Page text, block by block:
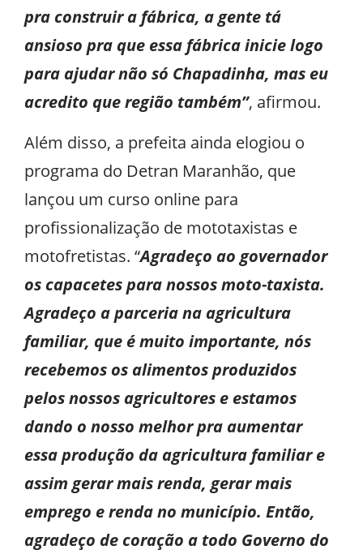
pra construir a fábrica, a gente tá
ansioso pra que essa fábrica inicie logo
para ajudar não só Chapadinha, mas eu
acredito que região também”, afirmou.
Além disso, a prefeita ainda elogiou o
programa do Detran Maranhão, que
lançou um curso online para
profissionalização de mototaxistas e
motofretistas. “Agradeço ao governador
os capacetes para nossos moto-taxista.
Agradeço a parceria na agricultura
familiar, que é muito importante, nós
recebemos os alimentos produzidos
pelos nossos agricultores e estamos
dando o nosso melhor pra aumentar
essa produção da agricultura familiar e
assim gerar mais renda, gerar mais
emprego e renda no município. Então,
agradeço de coração a todo Governo do